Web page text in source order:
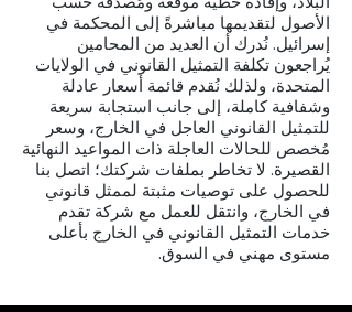
الأصول لتقديمها مباشرةً إلى المحكمة في
إسرائيل. نُدرك أن العديد من المحامين
يُراجعون تكلفة التمثيل القانوني في الولايات
المتحدة، ولذلك نُقدم قائمة أسعار عادلة
وشفافية كاملة، إلى جانب استجابة سريعة
للتمثيل القانوني العاجل في الخارج، وسعر
مُخصص للحالات العاجلة ذات المواعيد النهائية
القصيرة. لا تخاطر بملفات شركتك؛ اتصل بنا
للحصول على توصيات مثبتة لممثل قانوني
في الخارج، وانتقل للعمل مع شركة تقدم
خدمات التمثيل القانوني في الخارج بأعلى
مستوى مهني في السوق.